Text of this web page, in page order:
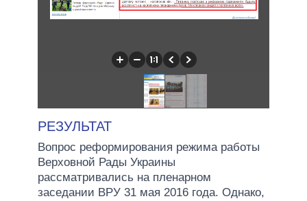
РЕЗУЛЬТАТ
Вопрос реформирования режима работы
Верховной Рады Украины
рассматривались на пленарном
заседании ВРУ 31 мая 2016 года. Однако,